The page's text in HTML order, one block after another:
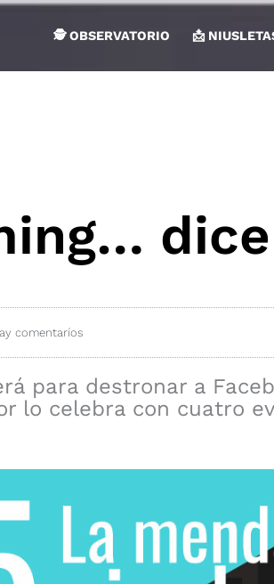
🕵 OBSERVATORIO 📩
comentaríos
para destronar a
lo celebra con cuatro